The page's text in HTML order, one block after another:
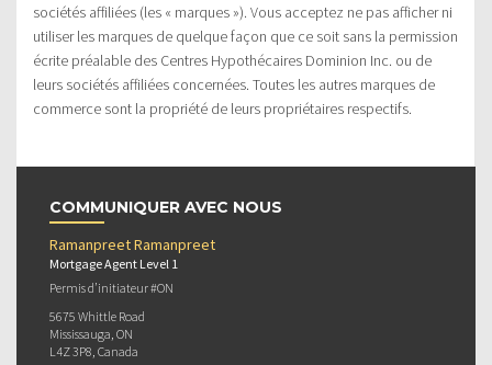
sociétés affiliées (les « marques »). Vous acceptez ne pas afficher ni
utiliser les marques de quelque façon que ce soit sans la permission
écrite préalable des Centres Hypothécaires Dominion Inc. ou de
leurs sociétés affiliées concernées. Toutes les autres marques de
commerce sont la propriété de leurs propriétaires respectifs.
COMMUNIQUER AVEC NOUS
Ramanpreet Ramanpreet
Mortgage Agent Level 1
Permis d’initiateur #ON
5675 Whittle Road
Mississauga, ON
L4Z 3P8, Canada